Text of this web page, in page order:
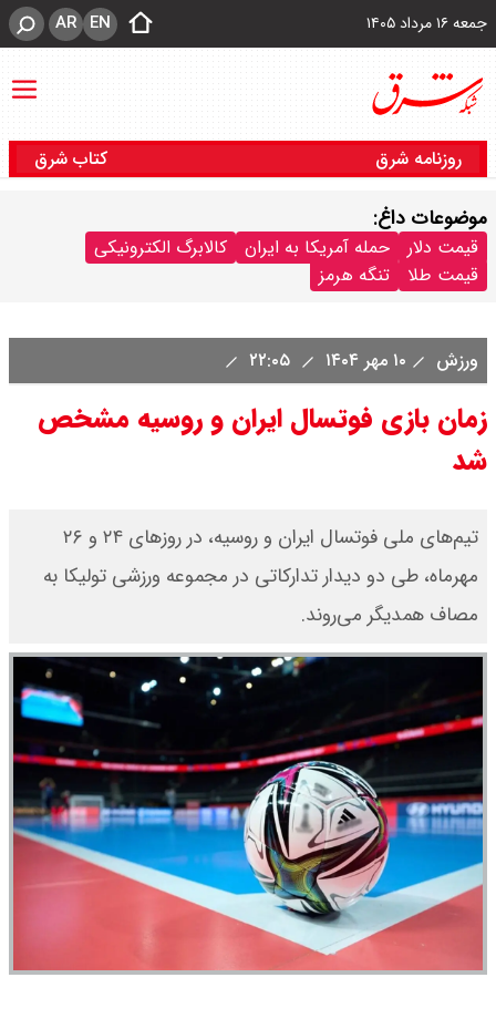
جمعه ۱۶ مرداد ۱۴۰۵ EN
AR
روزنامه شرق کتاب شرق
موضوعات داغ:
قیمت دلار حمله آمریکا به ایران
کالابرگ الکترونیکی
قیمت طلا
تنگه هرمز
ورزش ۱۰ مهر ۱۴۰۴
زمان بازی فوتسال ایران و روسیه مشخص
شد
تیم‌های ملی فوتسال ایران و روسیه، در روزهای ۲۴ و ۲۶
مهرماه، طی دو دیدار تدارکاتی در مجموعه ورزشی تولیکا به
مصاف همدیگر می‌روند.